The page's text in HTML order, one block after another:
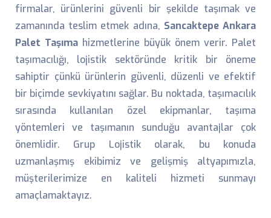
firmalar, ürünlerini güvenli bir şekilde taşımak ve
zamanında teslim etmek adına, Sancaktepe Ankara
Palet Taşıma hizmetlerine büyük önem verir. Palet
taşımacılığı, lojistik sektöründe kritik bir öneme
sahiptir çünkü ürünlerin güvenli, düzenli ve efektif
bir biçimde sevkiyatını sağlar. Bu noktada, taşımacılık
sırasında kullanılan özel ekipmanlar, taşıma
yöntemleri ve taşımanın sunduğu avantajlar çok
önemlidir. Grup Lojistik olarak, bu konuda
uzmanlaşmış ekibimiz ve gelişmiş altyapımızla,
müşterilerimize en kaliteli hizmeti sunmayı
amaçlamaktayız.